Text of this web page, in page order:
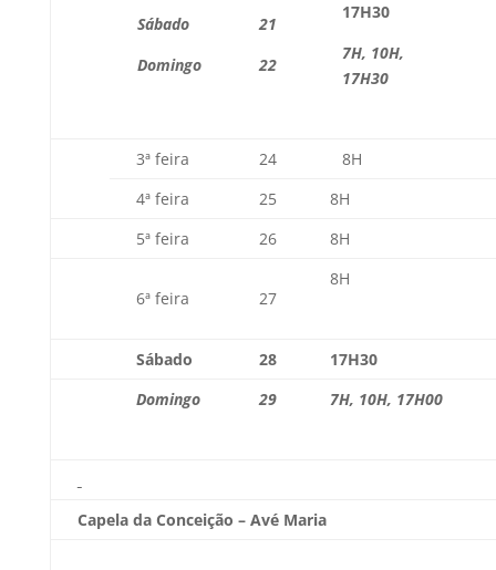
Sábado
Domingo
21
22
17H30
7H, 10H,
17H30
3ª feira 24
8H
4ª feira
25
8H
5ª feira
26 8H
6ª feira 27
8H
Sábado 28
17H30
Domingo
29 7H, 10H, 17H00
Capela da Conceição – Avé Maria